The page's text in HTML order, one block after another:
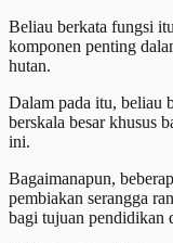
Beliau berkata fungsi
komponen penting
hutan.
Dalam pada itu, beliau
berskala besar khusus
ini.
Bagaimanapun,
pembiakan serangga
bagi tujuan pendidikan